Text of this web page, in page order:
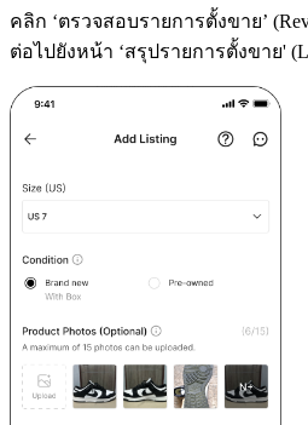
คลิก ‘ตรวจสอบรายการตั้งขาย’
ต่อไปยังหน้า ‘สรุปรายการตั้งขาย'